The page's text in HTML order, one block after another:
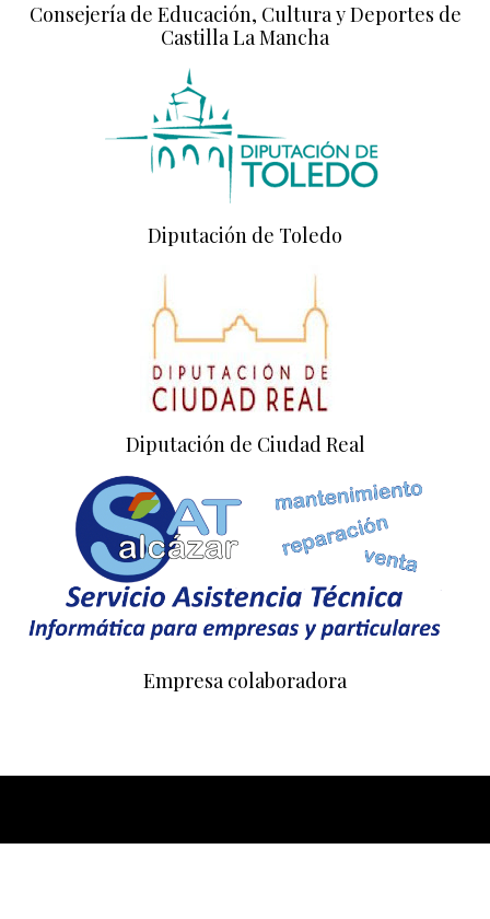
Consejería de Educación, Cultura y Deportes de
Castilla La Mancha
Diputación de Toledo
Diputación de Ciudad Real
Empresa colaboradora